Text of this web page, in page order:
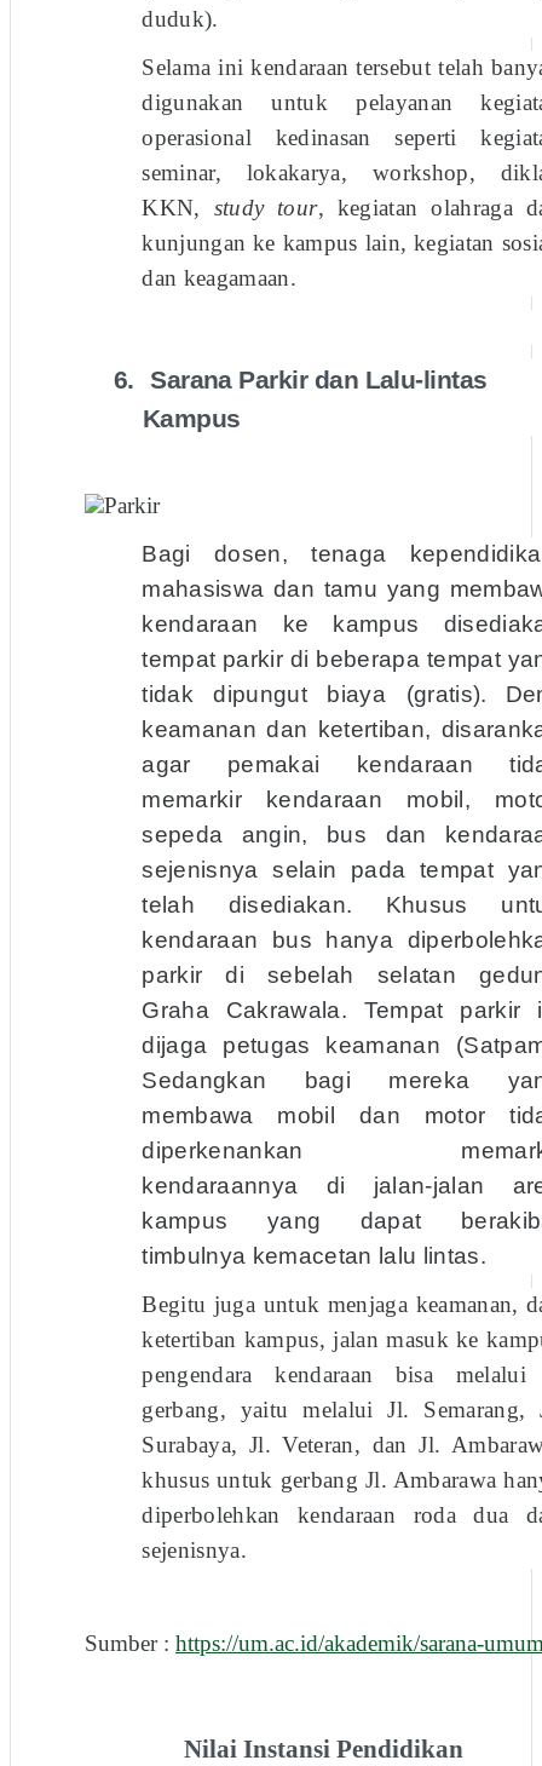
duduk).
Selama ini kendaraan tersebut telah
digunakan untuk pelayanan
operasional kedinasan seperti
seminar, lokakarya, workshop,
KKN, study tour, kegiatan olahraga
kunjungan ke kampus lain, kegiatan
dan keagamaan.
6. Sarana Parkir dan Lalu-lintas
Kampus
Bagi dosen, tenaga
mahasiswa dan tamu yang
kendaraan ke kampus
tempat parkir di beberapa tempat
tidak dipungut biaya (gratis).
keamanan dan ketertiban,
agar pemakai kendaraan
memarkir kendaraan mobil,
sepeda angin, bus dan
sejenisnya selain pada tempat
telah disediakan. Khusus
kendaraan bus hanya
parkir di sebelah selatan
Graha Cakrawala. Tempat parkir
dijaga petugas keamanan
Sedang­kan bagi mereka
membawa mobil dan motor
diperkenankan
kendaraannya di jalan-jalan
kampus yang dapat
timbulnya kemacetan lalu lintas.
Begitu juga untuk menjaga keamanan,
ketertiban kampus, jalan masuk ke
pengendara kendaraan bisa
gerbang, yaitu melalui Jl. Semarang,
Surabaya, Jl. Veteran, dan Jl.
khusus untuk gerbang Jl. Ambarawa
diperbolehkan kendaraan roda dua
sejenisnya.
Sumber : https://um.ac.id/akademik/sarana-
Nilai Instansi Pendidikan